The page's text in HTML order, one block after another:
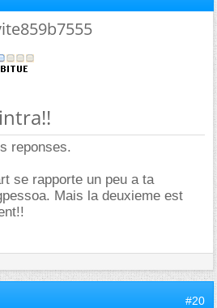
reponses.
se rapporte un peu a ta
Mais la deuxieme est
#20